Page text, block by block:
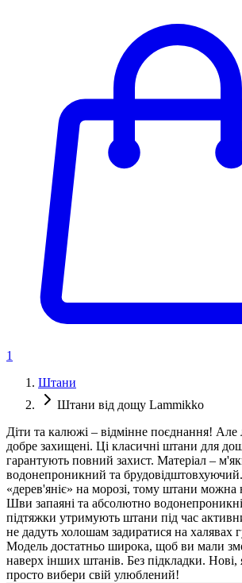
1
Штани
Штани від дощу Lammikko
Діти та калюжі – відмінне поєднання!
добре захищені. Ці класичні штани для
гарантують повний захист. Матеріал –
водонепроникний та
«дерев'яніє» на морозі, тому штани можна
Шви запаяні та абсолютно
підтяжки утримують штани під час
не дадуть холошам задиратися на халявах
Модель достатньо широка, щоб ви мали
наверх інших штанів. Без підкладки. Нові,
просто вибери свій улюблений!